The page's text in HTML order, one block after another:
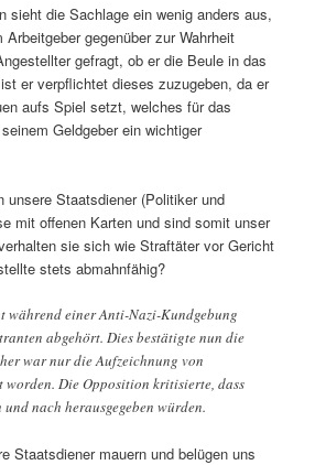
sieht die Sachlage ein wenig anders aus,
gegenüber zur Wahrheit
gefragt, ob er die Beule in das
er verpflichtet dieses zuzugeben, da er
aufs Spiel setzt, welches für das
Geldgeber ein wichtiger
unsere Staatsdiener (Politiker und
mit offenen Karten und sind somit unser
sie sich wie Straftäter vor Gericht
stets abmahnfähig?
während einer Anti-Nazi-Kundgebung
abgehört. Dies bestätigte nun die
war nur die Aufzeichnung von
worden. Die Opposition kritisierte, dass
nach herausgegeben würden.
Staatsdiener mauern und belügen uns